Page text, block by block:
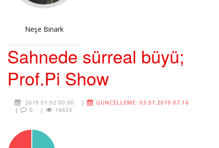
Neşe Binark
Sahnede sürreal büyü;
Prof.Pi Show
2019.01.02 00:00 |
GÜNCELLEME: 03.01.2019 07:16
|
0 | 16633